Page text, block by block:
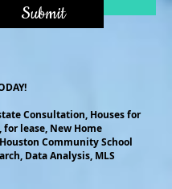
Submit
Consultation, Houses for
lease, New Home
Community School
Data Analysis, MLS